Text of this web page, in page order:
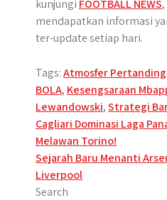
kunjungi FOOTBALL NEWS
mendapatkan informasi
ter-update setiap hari.
Tags:Atmosfer
BOLA, Kesengsaraan
Lewandowski,Strategi
Post
navigation
Cagliari Dominasi Laga
Melawan Torino!
Sejarah Baru Menanti
Liverpool
Search